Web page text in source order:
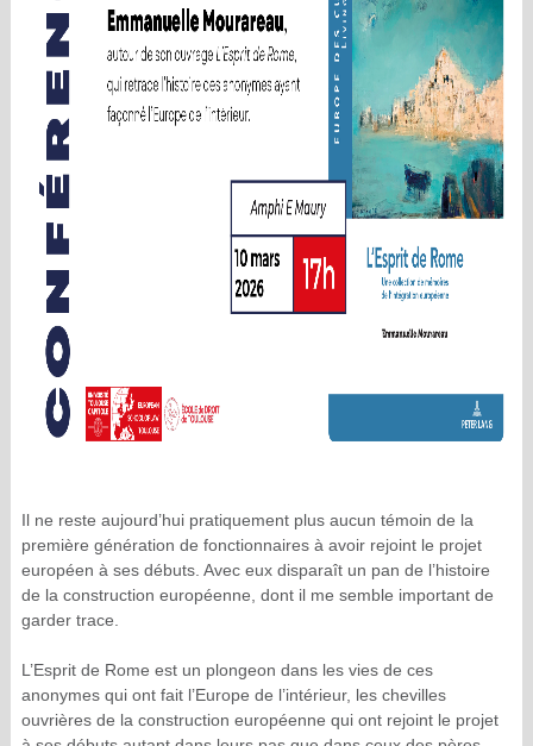
Il ne reste aujourd’hui pratiquement plus aucun témoin de la
première génération de fonctionnaires à avoir rejoint le projet
européen à ses débuts. Avec eux disparaît un pan de l’histoire
de la construction européenne, dont il me semble important de
garder trace.
L’Esprit de Rome est un plongeon dans les vies de ces
anonymes qui ont fait l’Europe de l’intérieur, les chevilles
ouvrières de la construction européenne qui ont rejoint le projet